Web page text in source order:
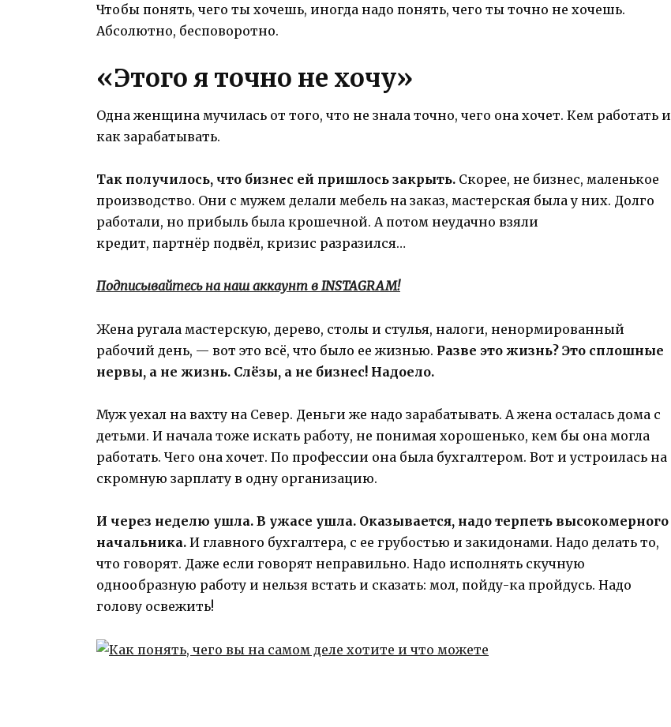
Чтобы понять, чего ты хочешь, иногда надо понять, чего ты точно не хочешь.
Абсолютно, бесповоротно.
«Этого я точно не хочу»
Одна женщина мучилась от того, что не знала точно, чего она хочет. Кем работать и
как зарабатывать.
Так получилось, что бизнес ей пришлось закрыть. Скорее, не бизнес, маленькое
производство. Они с мужем делали мебель на заказ, мастерская была у них. Долго
работали, но прибыль была крошечной. А потом неудачно взяли
кредит, партнёр подвёл, кризис разразился…
Подписывайтесь на наш аккаунт в INSTAGRAM!
Жена ругала мастерскую, дерево, столы и стулья, налоги, ненормированный
рабочий день, — вот это всё, что было ее жизнью. Разве это жизнь? Это сплошные
нервы, а не жизнь. Слёзы, а не бизнес! Надоело.
Муж уехал на вахту на Север. Деньги же надо зарабатывать. А жена осталась дома с
детьми. И начала тоже искать работу, не понимая хорошенько, кем бы она могла
работать. Чего она хочет. По профессии она была бухгалтером. Вот и устроилась на
скромную зарплату в одну организацию.
И через неделю ушла. В ужасе ушла. Оказывается, надо терпеть высокомерного
начальника. И главного бухгалтера, с ее грубостью и закидонами. Надо делать то,
что говорят. Даже если говорят неправильно. Надо исполнять скучную
однообразную работу и нельзя встать и сказать: мол, пойду-ка пройдусь. Надо
голову освежить!